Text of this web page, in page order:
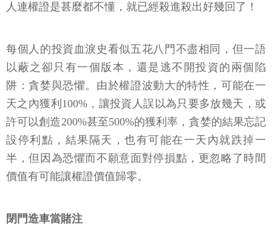
人連權證是甚麼都不懂，就已經殺進殺出好幾回了！
每個人的投資血淚史看似五花八門不盡相同，但一語
以蔽之卻只有一個版本，還是逃不開投資的兩個陷
阱：貪婪與恐懼。由於權證波動大的特性，可能在一
天之內獲利100%，讓投資人誤以為只要多放幾天，或
許可以創造200%甚至500%的獲利率，貪婪的結果忘記
設停利點，結果隔天，也有可能在一天內就跌掉一
半，但因為恐懼而不願意面對停損點，更忽略了時間
價值有可能讓權證價值歸零。
閉門造車當賭注